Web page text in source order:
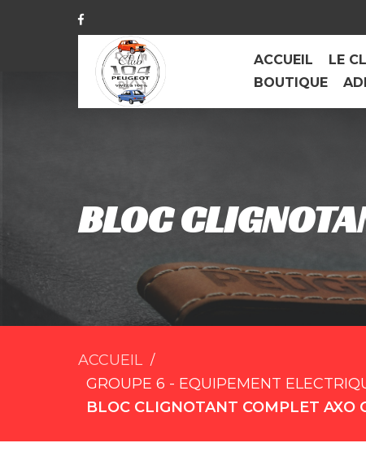
ACCUEIL LE
BOUTIQUE
BLOC
ACCUEIL
GROUPE 6 - EQUIPEMENT
BLOC CLIGNOTANT COMPLET AXO